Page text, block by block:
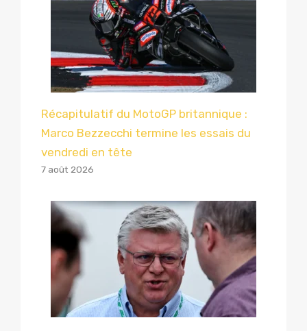
Récapitulatif du MotoGP britannique :
Marco Bezzecchi termine les essais du
vendredi en tête
7 août 2026